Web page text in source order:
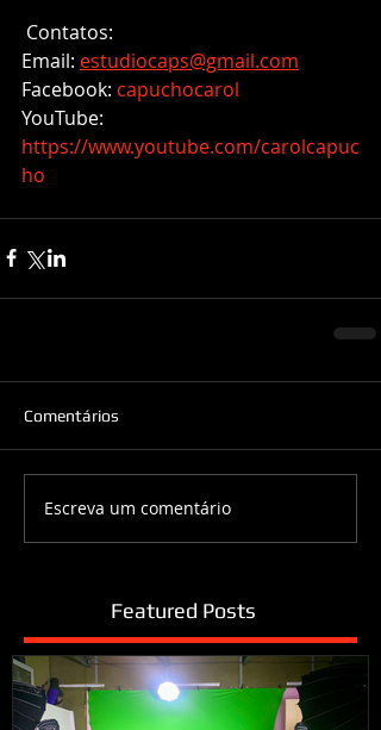
Contatos:
Email: estudiocaps@gmail.com
Facebook: capuchocarol
YouTube:
https://www.youtube.com/carolcapuc
ho
Comentários
Escreva um comentário
Featured Posts